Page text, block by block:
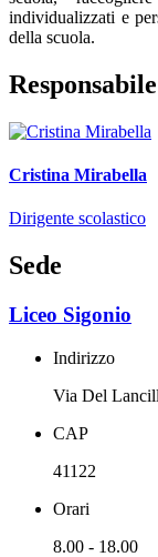
individualizzati e
della scuola.
Responsabile
Cristina Mirabella
Dirigente scolastico
Sede
Liceo Sigonio
Indirizzo
Via Del
CAP
41122
Orari
8.00 - 18.00